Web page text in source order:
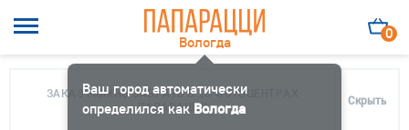
Вологда
Ваш город автоматически
определился как Вологда
0
ЗАКАЗ МОЖНО ЗАБРАТЬ В 10 ФОТОЦЕНТРАХ
ПАПАРАЦЦИ
Скрыть